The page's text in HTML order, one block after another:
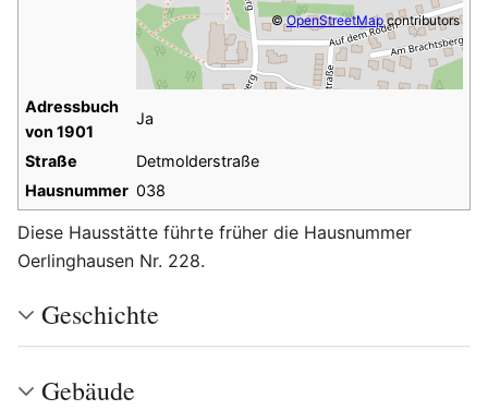
©OpenStreetMapcontributors
Adressbuch
von 1901
Ja
Straße
Detmolderstraße
Hausnummer 038
Diese Hausstätte führte früher die Hausnummer
Oerlinghausen Nr. 228.
Geschichte
Gebäude